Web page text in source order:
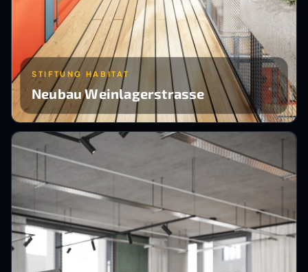
STIFTUNG HABITAT
Neubau Weinlagerstrasse